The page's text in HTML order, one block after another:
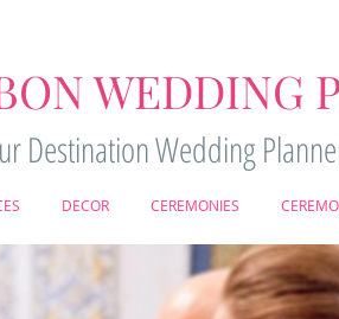
WEDDING
Destination Wedding
DECOR CEREMONIES